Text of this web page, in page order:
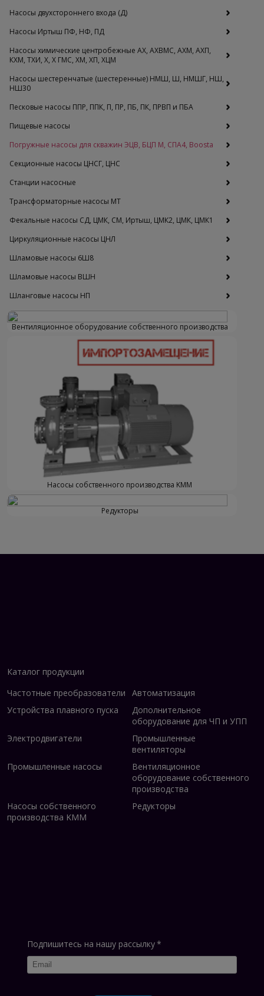
Насосы двухстороннего входа (Д)
Насосы Иртыш ПФ, НФ, ПД
Насосы химические центробежные АХ, АХВМС, АХМ, АХП,
КХМ, ТХИ, Х, Х ГМС, ХМ, ХП, ХЦМ
Насосы шестеренчатые (шестеренные) НМШ, Ш, НМШГ, НШ,
НШ30
Песковые насосы ППР, ППК, П, ПР, ПБ, ПК, ПРВП и ПБА
Пищевые насосы
Погружные насосы для скважин ЭЦВ, БЦП М, СПА4, Boosta
Секционные насосы ЦНСГ, ЦНС
Станции насосные
Трансформаторные насосы МТ
Фекальные насосы СД, ЦМК, СМ, Иртыш, ЦМК2, ЦМК, ЦМК1
Циркуляционные насосы ЦНЛ
Шламовые насосы 6Ш8
Шламовые насосы ВШН
Шланговые насосы НП
Вентиляционное оборудование собственного производства
Насосы собственного производства KMM
Редукторы
Каталог продукции
Частотные преобразователи
Автоматизация
Устройства плавного пуска
Дополнительное
оборудование для ЧП и УПП
Электродвигатели
Промышленные
вентиляторы
Промышленные насосы
Вентиляционное
оборудование собственного
производства
Насосы собственного
производства KMM
Редукторы
Подпишитесь на нашу рассылку*